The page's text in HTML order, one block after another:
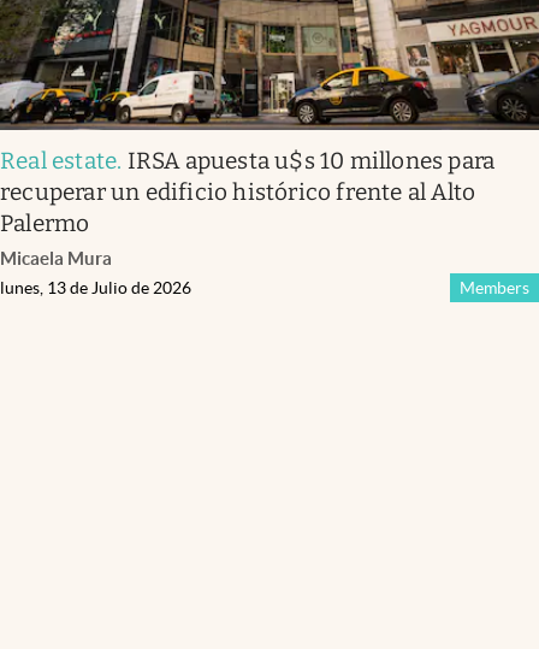
Real estate. IRSA apuesta u$s 10 millones para
recuperar un edificio histórico frente al Alto
Palermo
Micaela Mura
Members
lunes, 13 de Julio de 2026